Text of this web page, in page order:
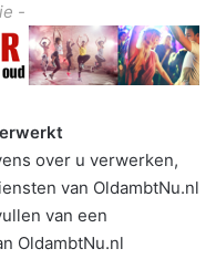
-
over u verwerken,
van OldambtNu.nl
van een
OldambtNu.nl